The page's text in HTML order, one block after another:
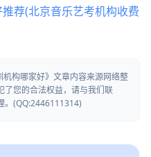
荐(北京音乐艺考机构收费
机构哪家好》文章内容来源网络整
了您的合法权益，请与我们联
。(QQ:2446111314)